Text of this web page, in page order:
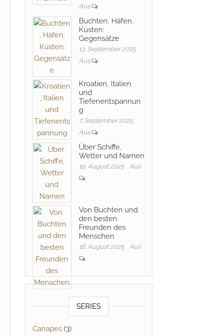
Aus
Buchten, Häfen,
Küsten:
Gegensätze
13. September 2025
Aus
Kroatien, Italien
und
Tiefenentspannun
g
7. September 2025
Aus
Über Schiffe,
Wetter und Namen
19. August 2025 Aus
Von Buchten und
den besten
Freunden des
Menschen
16. August 2025 Aus
SERIES
Canapes(3)